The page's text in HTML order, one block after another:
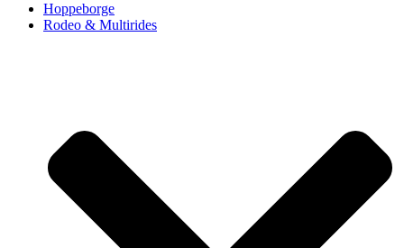
Hoppeborge
Rodeo & Multirides